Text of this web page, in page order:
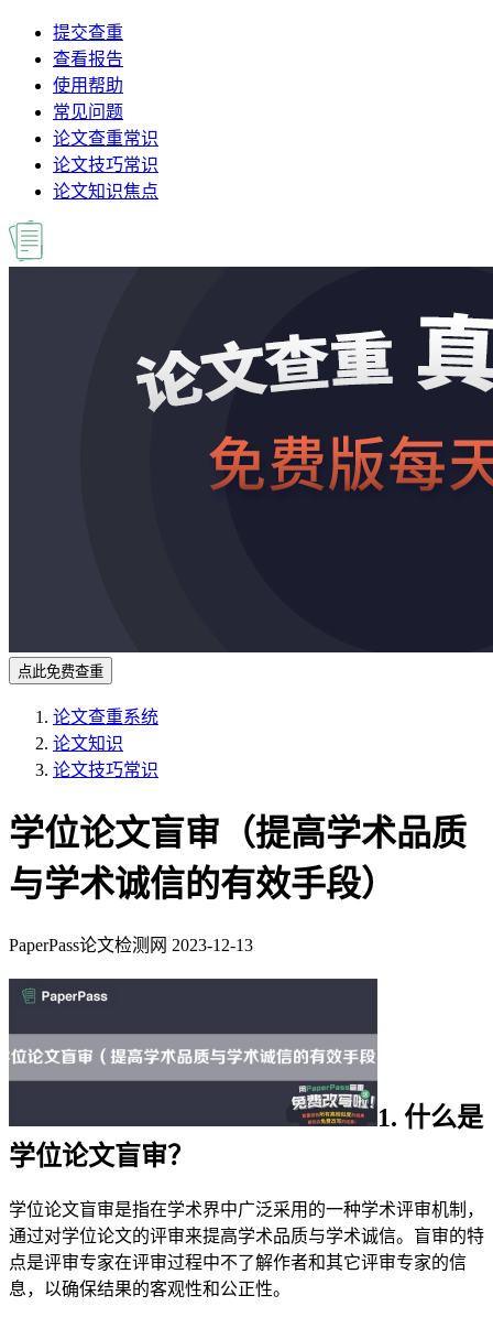
提交查重
查看报告
使用帮助
常见问题
论文查重常识
论文技巧常识
论文知识焦点
点此免费查重
论文查重系统
论文知识
论文技巧常识
学位论文盲审（提高学术品质
与学术诚信的有效手段）
PaperPass论文检测网 2023-12-13
1. 什么是
学位论文盲审？
学位论文盲审是指在学术界中广泛采用的一种学术评审机制，
通过对学位论文的评审来提高学术品质与学术诚信。盲审的特
点是评审专家在评审过程中不了解作者和其它评审专家的信
息，以确保结果的客观性和公正性。